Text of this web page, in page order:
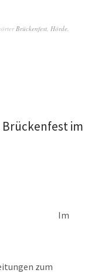
Brückenfest Hörde
im
Im
zum